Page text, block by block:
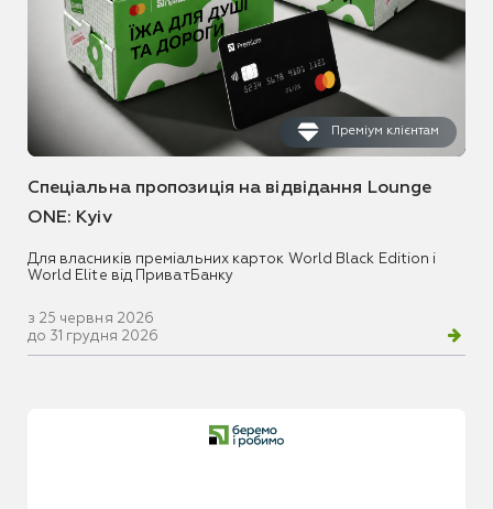
Преміум клієнтам
Спеціальна пропозиція на відвідання Lounge
ONE: Kyiv
Для власників преміальних карток World Black Edition і
World Elite від ПриватБанку
з 25 червня 2026
до 31 грудня 2026